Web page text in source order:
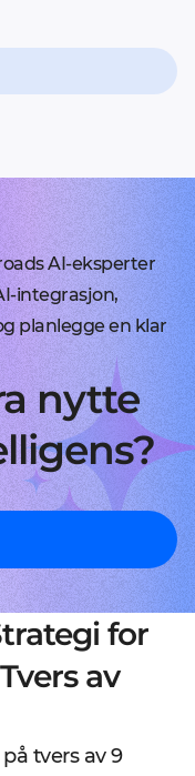
AI-eksperter
integrasjon,
planlegge en klar
nytte
for
av
tvers av 9